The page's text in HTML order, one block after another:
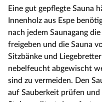
Eine gut gepflegte Sauna
Innenholz aus Espe
nach jedem Saunagang
freigeben und die Sauna
Sitzbänke und
nebelfeucht abgewischt
sind zu vermeiden. Den
auf Sauberkeit prüfen